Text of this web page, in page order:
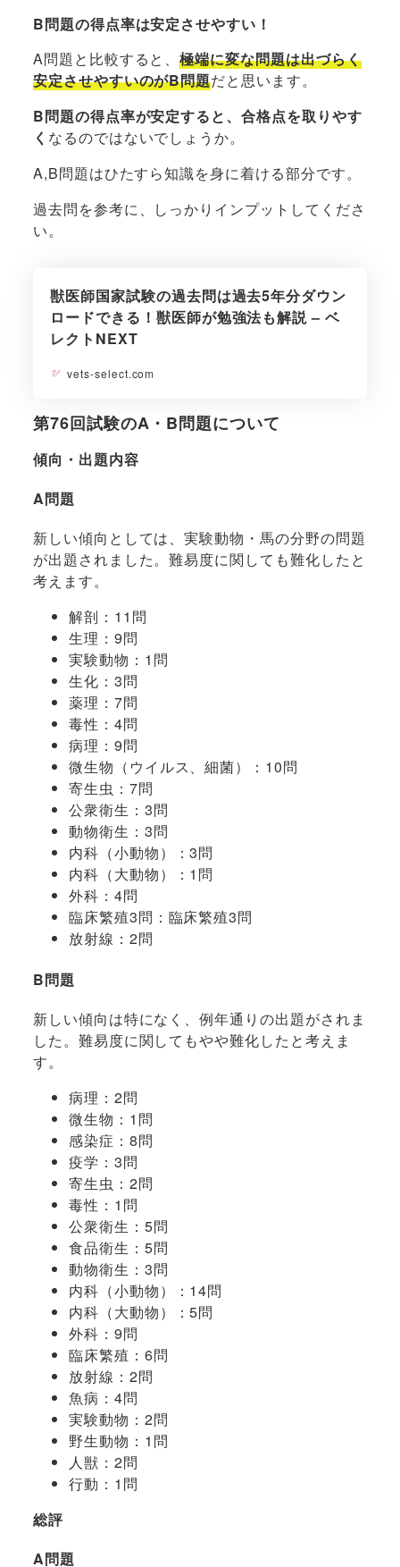
B問題の得点率は安定させやすい！
A問題と比較すると、極端に変な問題は出づらく
安定させやすいのがB問題だと思います。
B問題の得点率が安定すると、合格点を取りやす
く なるのではないでしょうか。
A,B問題はひたすら知識を身に着ける部分です。
過去問を参考に、しっかりインプットしてくださ
い。
獣医師国家試験の過去問は過去5年分ダウン
ロードできる！獣医師が勉強法も解説 – ベ
レクトNEXT
vets-select.com
第76回試験のA・B問題について
傾向・出題内容
A問題
新しい傾向としては、実験動物・馬の分野の問題
が出題されました。難易度に関しても難化したと
考えます。
解剖：11問
生理：9問
実験動物：1問
生化：3問
薬理：7問
毒性：4問
病理：9問
微生物（ウイルス、細菌）：10問
寄生虫：7問
公衆衛生：3問
動物衛生：3問
内科（小動物）：3問
内科（大動物）：1問
外科：4問
臨床繁殖3問：臨床繁殖3問
放射線：2問
B問題
新しい傾向は特になく、例年通りの出題がされま
した。難易度に関してもやや難化したと考えま
す。
病理：2問
微生物：1問
感染症：8問
疫学：3問
寄生虫：2問
毒性：1問
公衆衛生：5問
食品衛生：5問
動物衛生：3問
内科（小動物）：14問
内科（大動物）：5問
外科：9問
臨床繁殖：6問
放射線：2問
魚病：4問
実験動物：2問
野生動物：1問
人獣：2問
行動：1問
総評
A問題